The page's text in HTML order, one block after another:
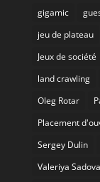
gigamic
jeu de plateau
Jeux de société
land crawling
Oleg Rotar
Placement
Sergey Dulin
Valeriya